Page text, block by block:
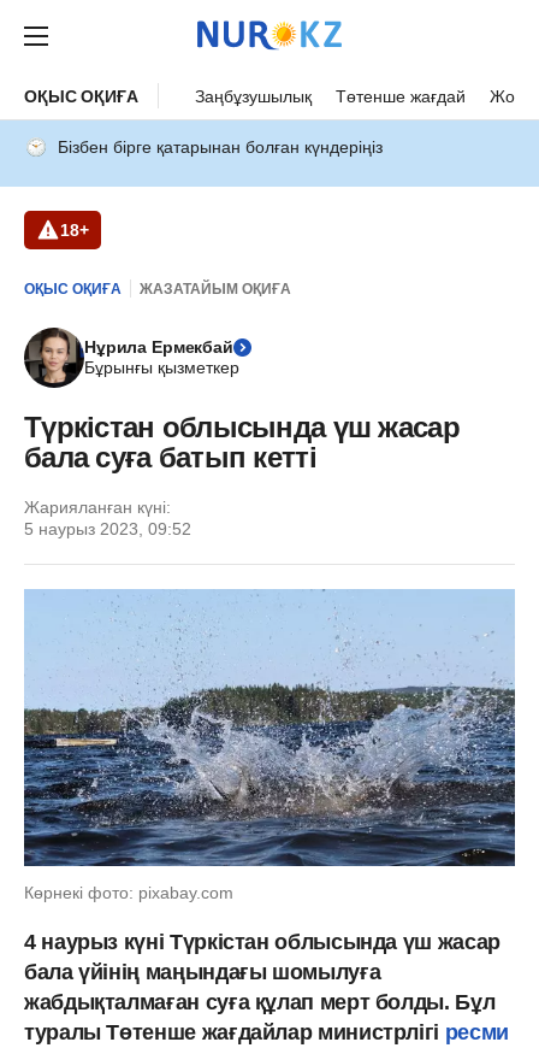
ОҚЫС ОҚИҒА Заңбұзушылық Төтенше жағдай Жол
Бізбен бірге қатарынан болған күндеріңіз
18+
ОҚЫС ОҚИҒА ЖАЗАТАЙЫМ ОҚИҒА
Нұрила Ермекбай
Бұрынғы қызметкер
Түркістан облысында үш жасар
бала суға батып кетті
Жарияланған күні:
5 наурыз 2023, 09:52
Көрнекі фото: pixabay.com
4 наурыз күні Түркістан облысында үш жасар
бала үйінің маңындағы шомылуға
жабдықталмаған суға құлап мерт болды. Бұл
туралы Төтенше жағдайлар министрлігі ресми